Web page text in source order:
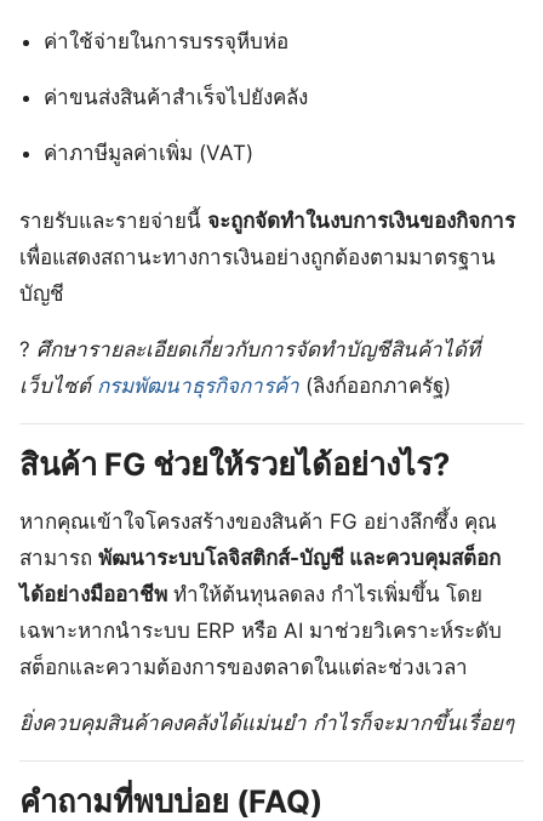
ค่าใช้จ่ายในการบรรจุหีบห่อ
ค่าขนส่งสินค้าสำเร็จไปยังคลัง
ค่าภาษีมูลค่าเพิ่ม (VAT)
รายรับและรายจ่ายนี้ จะถูกจัดทำในงบการเงินของกิจการ
เพื่อแสดงสถานะทางการเงินอย่างถูกต้องตามมาตรฐาน
บัญชี
? ศึกษารายละเอียดเกี่ยวกับการจัดทำบัญชีสินค้าได้ที่
เว็บไซต์ กรมพัฒนาธุรกิจการค้า (ลิงก์ออกภาครัฐ)
สินค้า FG ช่วยให้รวยได้อย่างไร?
หากคุณเข้าใจโครงสร้างของสินค้า FG อย่างลึกซึ้ง คุณ
สามารถ พัฒนาระบบโลจิสติกส์-บัญชี และควบคุมสต็อก
ได้อย่างมืออาชีพ ทำให้ต้นทุนลดลง กำไรเพิ่มขึ้น โดย
เฉพาะหากนำระบบ ERP หรือ AI มาช่วยวิเคราะห์ระดับ
สต็อกและความต้องการของตลาดในแต่ละช่วงเวลา
ยิ่งควบคุมสินค้าคงคลังได้แม่นยำ กำไรก็จะมากขึ้นเรื่อยๆ
คำถามที่พบบ่อย (FAQ)